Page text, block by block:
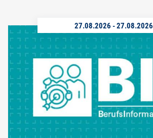
27.08.2026 -27.08.2026